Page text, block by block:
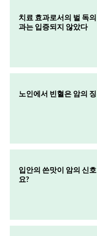
치료 효과로서의 벌 독
과는 입증되지 않았다
노인에서 빈혈은 암의
입안의 쓴맛이 암의 신
요?